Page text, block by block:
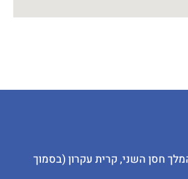
חסן השני, קרית עקרון (בסמוך